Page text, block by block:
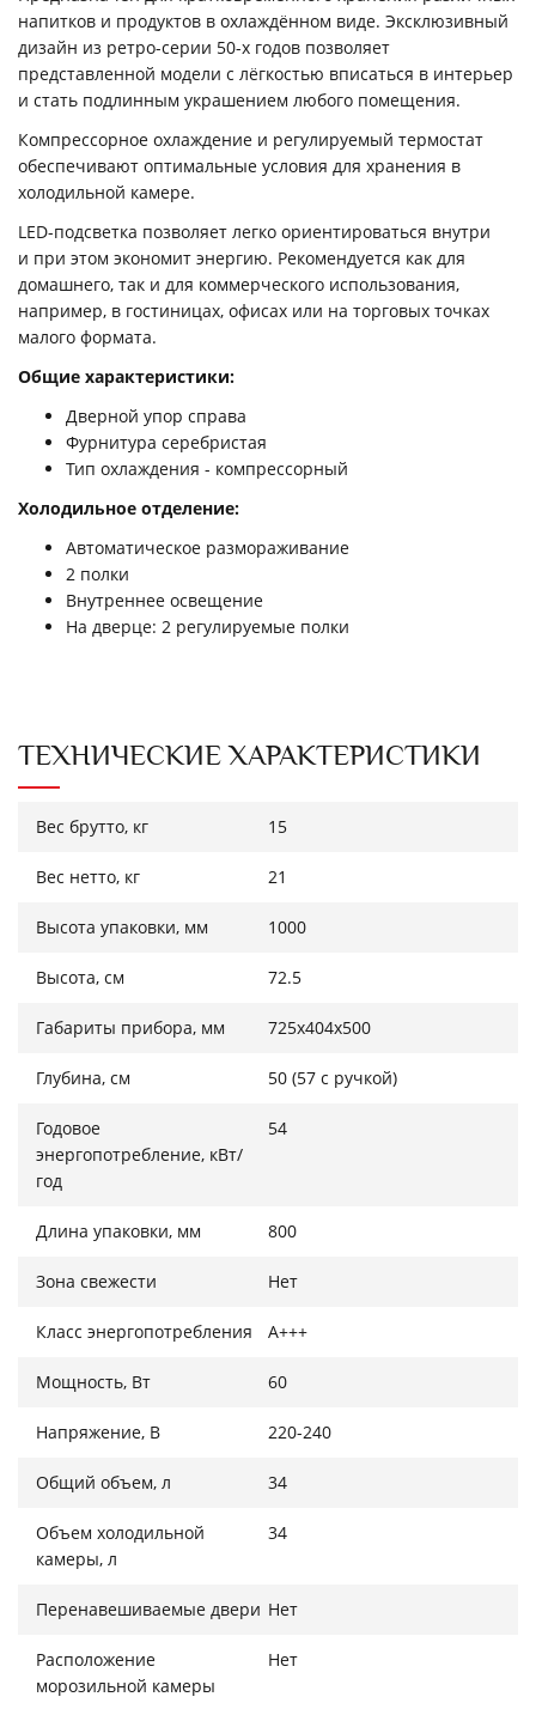
напитков и продуктов в охлаждённом виде. Эксклюзивный
дизайн из ретро-серии 50-х годов позволяет
представленной модели с лёгкостью вписаться в интерьер
и стать подлинным украшением любого помещения.
Компрессорное охлаждение и регулируемый термостат
обеспечивают оптимальные условия для хранения в
холодильной камере.
LED-подсветка позволяет легко ориентироваться внутри
и при этом экономит энергию. Рекомендуется как для
домашнего, так и для коммерческого использования,
например, в гостиницах, офисах или на торговых точках
малого формата.
Общие характеристики:
Дверной упор справа
Фурнитура серебристая
Тип охлаждения - компрессорный
Холодильное отделение:
Автоматическое размораживание
2 полки
Внутреннее освещение
На дверце: 2 регулируемые полки
ТЕХНИЧЕСКИЕ ХАРАКТЕРИСТИКИ
Вес брутто, кг 15
Вес нетто, кг 21
Высота упаковки, мм 1000
Высота, см 72.5
Габариты прибора, мм 725x404x500
Глубина, см 50 (57 с ручкой)
Годовое
энергопотребление, кВт/
год
54
Длина упаковки, мм 800
Зона свежести Нет
Класс энергопотребления A+++
Мощность, Вт 60
Напряжение, В 220-240
Общий объем, л 34
Объем холодильной
камеры, л
34
Перенавешиваемые двери Нет
Расположение
морозильной камеры
Нет